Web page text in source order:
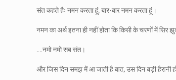
संत कहते हैः नमन करता हूं, बार-बार नमन करता हूं।
नमन का अर्थ इतना ही नहीं होता कि किसी के चरणों में
….नमो नमो सब संत।
और जिस दिन समझ में आ जाती है बात, उस दिन बड़ी हैरानी